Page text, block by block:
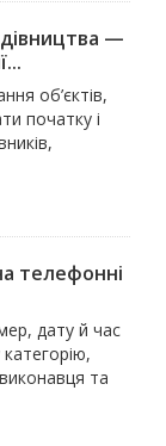
—
об’єктів,
початку і
телефонні
дату й час
та